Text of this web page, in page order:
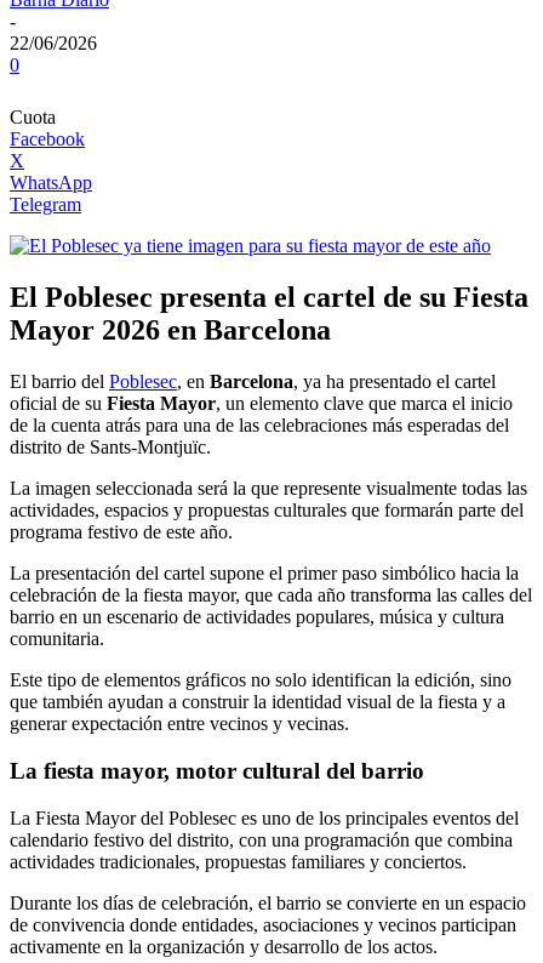
-
22/06/2026
0
Cuota
Facebook
X
WhatsApp
Telegram
El Poblesec presenta el cartel de su Fiesta
Mayor 2026 en Barcelona
El barrio del Poblesec, en Barcelona, ya ha presentado el cartel
oficial de su Fiesta Mayor, un elemento clave que marca el inicio
de la cuenta atrás para una de las celebraciones más esperadas del
distrito de Sants-Montjuïc.
La imagen seleccionada será la que represente visualmente todas las
actividades, espacios y propuestas culturales que formarán parte del
programa festivo de este año.
La presentación del cartel supone el primer paso simbólico hacia la
celebración de la fiesta mayor, que cada año transforma las calles del
barrio en un escenario de actividades populares, música y cultura
comunitaria.
Este tipo de elementos gráficos no solo identifican la edición, sino
que también ayudan a construir la identidad visual de la fiesta y a
generar expectación entre vecinos y vecinas.
La fiesta mayor, motor cultural del barrio
La Fiesta Mayor del Poblesec es uno de los principales eventos del
calendario festivo del distrito, con una programación que combina
actividades tradicionales, propuestas familiares y conciertos.
Durante los días de celebración, el barrio se convierte en un espacio
de convivencia donde entidades, asociaciones y vecinos participan
activamente en la organización y desarrollo de los actos.